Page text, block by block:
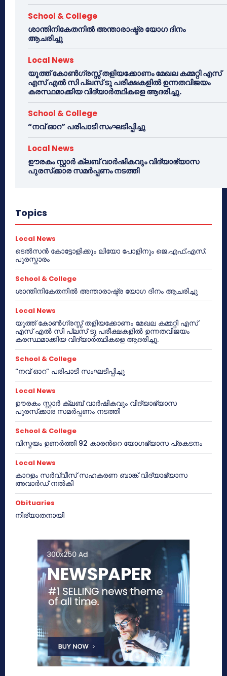
School & College
ശാന്തിനികേതനിൽ അന്താരാഷ്ട്ര യോഗ ദിനം
ആചരിച്ചു
Local News
യൂത്ത് കോൺഗ്രസ്സ് തളിയക്കോണം മേഖല കമ്മറ്റി എസ്
എസ് എൽ സി പ്ലസ് ടു പരീക്ഷകളിൽ ഉന്നതവിജയം
കരസ്ഥമാക്കിയ വിദ്യാർത്ഥികളെ ആദരിച്ചു.
School & College
“നവ് ഓറ” പരിപാടി സംഘടിപ്പിച്ചു
Local News
ഊരകം സ്റ്റാർ ക്ലബ് വാർഷികവും വിദ്യാഭ്യാസ
പുരസ്‌ക്കാര സമർപ്പണം നടത്തി
Topics
Local News
ടെൽസൻ കോട്ടോളിക്കും ലിയോ പോളിനും ജെ.എഫ്.എസ്.
പുരസ്കാരം
School & College
ശാന്തിനികേതനിൽ അന്താരാഷ്ട്ര യോഗ ദിനം ആചരിച്ചു
Local News
യൂത്ത് കോൺഗ്രസ്സ് തളിയക്കോണം മേഖല കമ്മറ്റി എസ്
എസ് എൽ സി പ്ലസ് ടു പരീക്ഷകളിൽ ഉന്നതവിജയം
കരസ്ഥമാക്കിയ വിദ്യാർത്ഥികളെ ആദരിച്ചു.
School & College
“നവ് ഓറ” പരിപാടി സംഘടിപ്പിച്ചു
Local News
ഊരകം സ്റ്റാർ ക്ലബ് വാർഷികവും വിദ്യാഭ്യാസ
പുരസ്‌ക്കാര സമർപ്പണം നടത്തി
School & College
വിസ്മയം ഉണർത്തി 92 കാരൻറെ യോഗഭ്യാസ പ്രകടനം
Local News
കാറളം സർവ്വീസ് സഹകരണ ബാങ്ക് വിദ്യാഭ്യാസ
അവാർഡ് നൽകി
Obituaries
നിര്യാതനായി